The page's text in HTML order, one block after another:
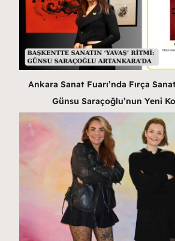
Ankara Sanat Fuarı’nda Fırça
Günsu Saraçoğlu’nun Yeni